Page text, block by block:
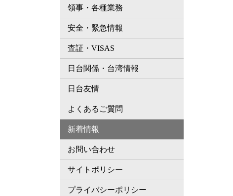
領事・各種業務
安全・緊急情報
査証・VISAS
日台関係・台湾情報
日台友情
よくあるご質問
新着情報
お問い合わせ
サイトポリシー
プライバシーポリシー